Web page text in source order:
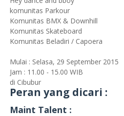
komunitas Parkour
Komunitas BMX & Downhill
Komunitas Skateboard
Komunitas Beladiri / Capoera
Mulai : Selasa, 29 September 2015
Jam : 11.00 - 15.00 WIB
di Cibubur
Peran yang dicari :
Maint Talent :